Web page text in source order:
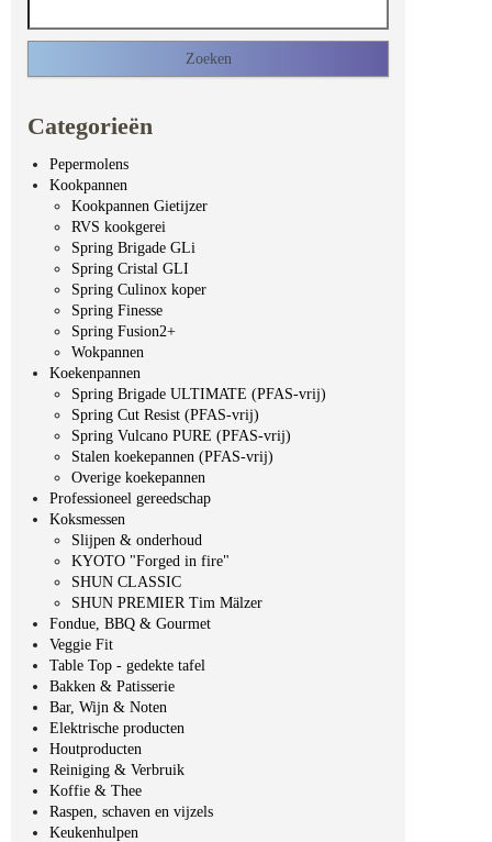
Categorieën
Pepermolens
Kookpannen
Kookpannen Gietijzer
RVS kookgerei
Spring Brigade GLi
Spring Cristal GLI
Spring Culinox koper
Spring Finesse
Spring Fusion2+
Wokpannen
Koekenpannen
Spring Brigade ULTIMATE (PFAS-vrij)
Spring Cut Resist (PFAS-vrij)
Spring Vulcano PURE (PFAS-vrij)
Stalen koekepannen (PFAS-vrij)
Overige koekepannen
Professioneel gereedschap
Koksmessen
Slijpen & onderhoud
KYOTO "Forged in fire"
SHUN CLASSIC
SHUN PREMIER Tim Mälzer
Fondue, BBQ & Gourmet
Veggie Fit
Table Top - gedekte tafel
Bakken & Patisserie
Bar, Wijn & Noten
Elektrische producten
Houtproducten
Reiniging & Verbruik
Koffie & Thee
Raspen, schaven en vijzels
Keukenhulpen